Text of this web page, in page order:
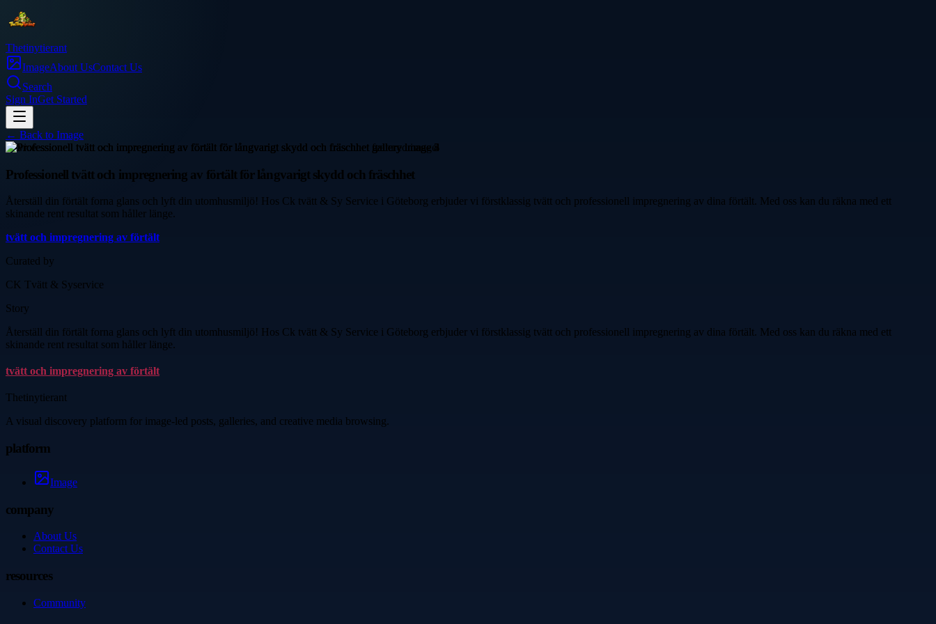
Thetinytierant
ImageAbout UsContact Us
Search
Sign InGet Started
← Back to Image
service
Professionell tvätt och impregnering av förtält för långvarigt skydd och fräschhet
Återställ din förtält forna glans och lyft din utomhusmiljö! Hos Ck tvätt & Sy Service i Göteborg erbjuder vi förstklassig tvätt och professionell impregnering av dina förtält. Med oss kan du räkna med ett
skinande rent resultat som håller länge.
tvätt och impregnering av förtält
Curated by
CK Tvätt & Syservice
Story
Återställ din förtält forna glans och lyft din utomhusmiljö! Hos Ck tvätt & Sy Service i Göteborg erbjuder vi förstklassig tvätt och professionell impregnering av dina förtält. Med oss kan du räkna med ett
skinande rent resultat som håller länge.
tvätt och impregnering av förtält
Thetinytierant
A visual discovery platform for image-led posts, galleries, and creative media browsing.
platform
Image
company
About Us
Contact Us
resources
Community